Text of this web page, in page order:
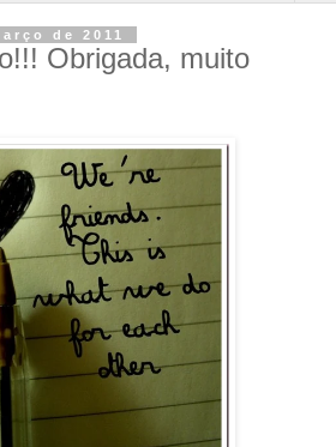
de 2011
Obrigada, muito